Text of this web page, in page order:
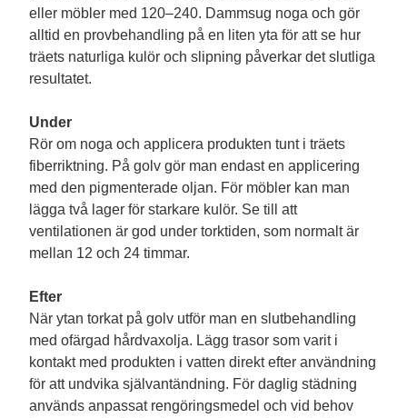
eller möbler med 120–240. Dammsug noga och gör
alltid en provbehandling på en liten yta för att se hur
träets naturliga kulör och slipning påverkar det slutliga
resultatet.
Under
Rör om noga och applicera produkten tunt i träets
fiberriktning. På golv gör man endast en applicering
med den pigmenterade oljan. För möbler kan man
lägga två lager för starkare kulör. Se till att
ventilationen är god under torktiden, som normalt är
mellan 12 och 24 timmar.
Efter
När ytan torkat på golv utför man en slutbehandling
med ofärgad hårdvaxolja. Lägg trasor som varit i
kontakt med produkten i vatten direkt efter användning
för att undvika självantändning. För daglig städning
används anpassat rengöringsmedel och vid behov